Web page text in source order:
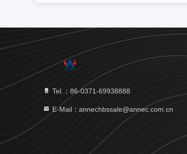
Tel.：86-0371-69938888
E-Mail：annechbssale@annec.com.cn